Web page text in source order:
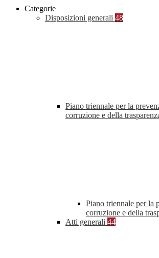
Categorie
Disposizioni generali 48
Piano triennale per la
corruzione e della
Piano triennale per la
corruzione e della
Atti generali 44